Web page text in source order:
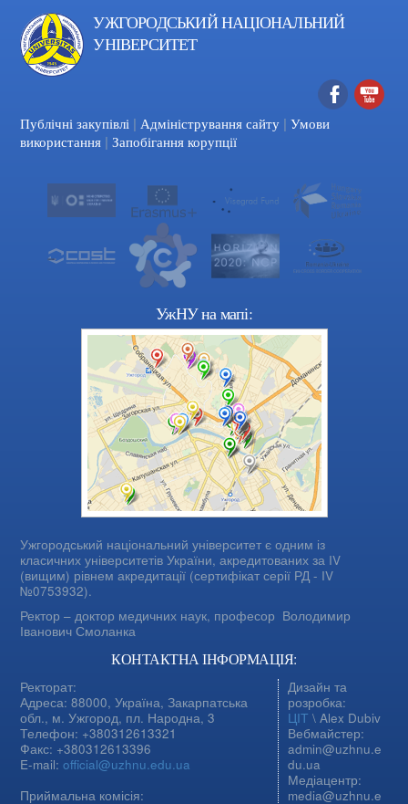
УЖГОРОДСЬКИЙ НАЦІОНАЛЬНИЙ
УНІВЕРСИТЕТ
Facebook
Публічні закупівлі | Адміністрування сайту | Умови
використання | Запобігання корупції
УжНУ на мапі:
Ужгородський національний університет є одним із
класичних університетів України, акредитованих за IV
(вищим) рівнем акредитації (сертифікат серії РД - IV
№0753932).
Ректор – доктор медичних наук, професор Володимир
Іванович Смоланка
КОНТАКТНА ІНФОРМАЦІЯ:
Ректорат:
Адреса: 88000, Україна, Закарпатська
обл., м. Ужгород, пл. Народна, 3
Телефон: +380312613321
Факс: +380312613396
E-mail:official@uzhnu.edu.ua
Приймальна комісія:
Дизайн та
розробка:
ЦІТ \ Alex Dubiv
Вебмайстер:
admin@uzhnu.e
du.ua
Медіацентр:
media@uzhnu.e